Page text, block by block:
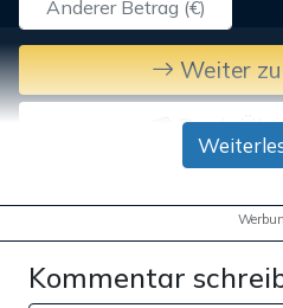
Weiter
Bank-
Kommentar